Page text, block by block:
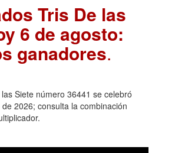
Tris De las
6 de agosto:
ganadores.
Siete número 36441 se celebró
2026; consulta la combinación